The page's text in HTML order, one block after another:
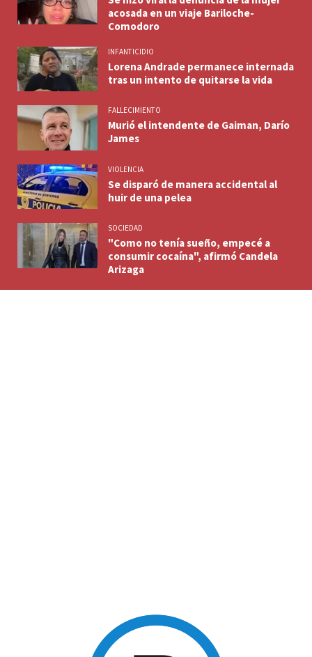
acosada en un viaje Bariloche-
Comodoro
INFANTICIDIO
Lorena Andrade permanece internada
tras un intento de quitarse la vida
FALLECIMIENTO
Murió el intendente de Gaiman, Darío
James
VIOLENCIA
Se disparó de manera accidental al
huir de una pelea
SOCIEDAD
"Como no tenía sueño, empecé a
consumir cocaína", afirmó Candela
Arizaga